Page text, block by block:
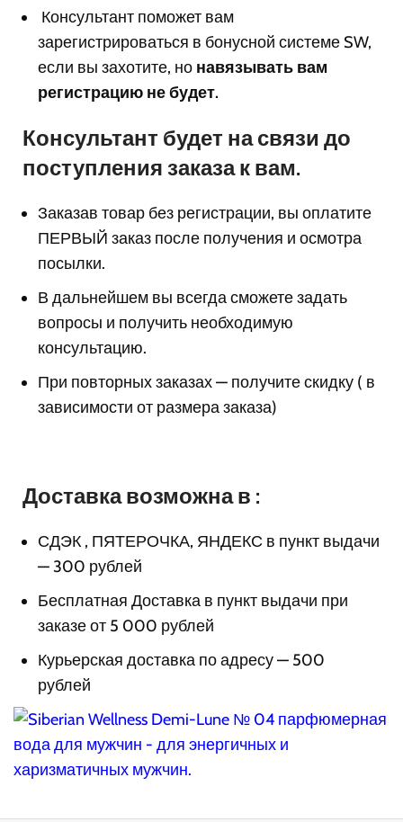
Консультант поможет вам
зарегистрироваться в бонусной системе SW,
если вы захотите, но навязывать вам
регистрацию не будет.
Консультант будет на связи до
поступления заказа к вам.
Заказав товар без регистрации, вы оплатите
ПЕРВЫЙ заказ после получения и осмотра
посылки.
В дальнейшем вы всегда сможете задать
вопросы и получить необходимую
консультацию.
При повторных заказах — получите скидку ( в
зависимости от размера заказа)
Доставка возможна в :
СДЭК , ПЯТЕРОЧКА, ЯНДЕКС в пункт выдачи
— 300 рублей
Бесплатная Доставка в пункт выдачи при
заказе от 5 000 рублей
Курьерская доставка по адресу — 500
рублей